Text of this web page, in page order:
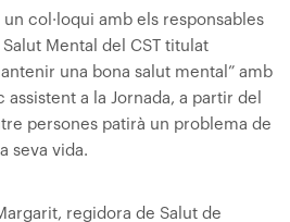
col·loqui amb els responsables
Salut Mental del CST titulat
una bona salut mental” amb
a la Jornada, a partir del
persones patirà un problema de
seva vida.
regidora de Salut de